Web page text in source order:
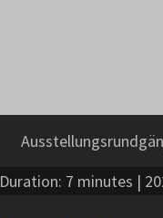
Duration: 7 minutes |